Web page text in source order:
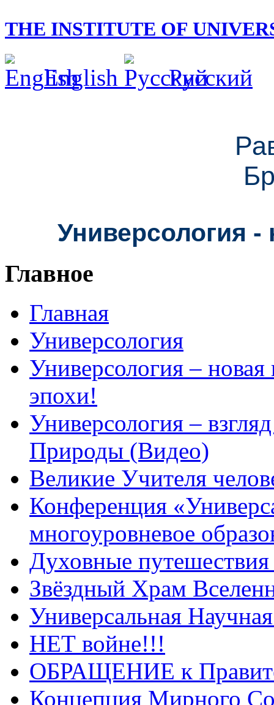
THE INSTITUTE OF
English Русский
Универсология -
Главное
Главная
Универсология
Универсология –
эпохи!
Универсология –
Природы (Видео)
Великие Учителя
Конференция
многоуровневое
Духовные путешествия
Звёздный Храм
Универсальная
НЕТ войне!!!
ОБРАЩЕНИЕ к
Концепция Мирного